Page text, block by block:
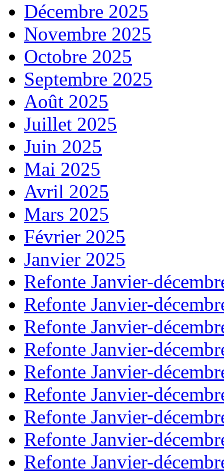
Décembre 2025
Novembre 2025
Octobre 2025
Septembre 2025
Août 2025
Juillet 2025
Juin 2025
Mai 2025
Avril 2025
Mars 2025
Février 2025
Janvier 2025
Refonte Janvier-
Refonte Janvier-
Refonte Janvier-
Refonte Janvier-
Refonte Janvier-
Refonte Janvier-
Refonte Janvier-
Refonte Janvier-
Refonte Janvier-